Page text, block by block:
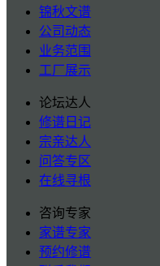
锦秋文谱
公司动态
业务范围
工厂展示
论坛达人
修谱日记
宗亲达人
问答专区
在线寻根
咨询专家
家谱专家
预约修谱